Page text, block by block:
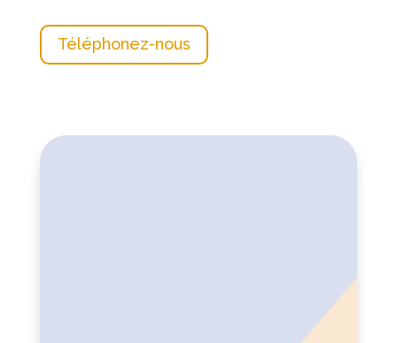
Téléphonez-nous